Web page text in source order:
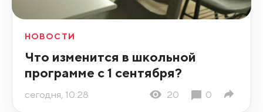
НОВОСТИ
Что изменится в школьной
программе с 1 сентября?
сегодня, 10:28 20 0